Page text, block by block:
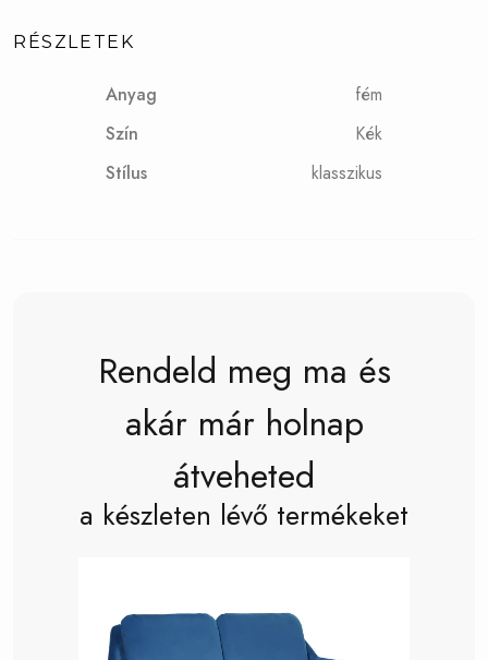
RÉSZLETEK
Anyag
fém
Szín
Kék
Stílus
klasszikus
Rendeld meg ma és
akár már holnap
átveheted
a készleten lévő termékeket